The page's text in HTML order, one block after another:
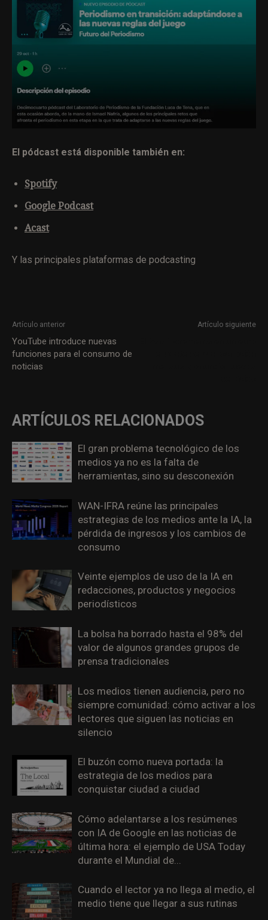
El pódcast está disponible también en:
Spotify
Google Podcast
Acast
Y las principales plataformas de podcasting
Artículo anterior
YouTube introduce nuevas
funciones para el consumo de
noticias
Artículo siguiente
ARTÍCULOS RELACIONADOS
El gran problema tecnológico de los
medios ya no es la falta de
herramientas, sino su desconexión
WAN-IFRA reúne las principales
estrategias de los medios ante la IA, la
pérdida de ingresos y los cambios de
consumo
Veinte ejemplos de uso de la IA en
redacciones, productos y negocios
periodísticos
La bolsa ha borrado hasta el 98% del
valor de algunos grandes grupos de
prensa tradicionales
Los medios tienen audiencia, pero no
siempre comunidad: cómo activar a los
lectores que siguen las noticias en
silencio
El buzón como nueva portada: la
estrategia de los medios para
conquistar ciudad a ciudad
Cómo adelantarse a los resúmenes
con IA de Google en las noticias de
última hora: el ejemplo de USA Today
durante el Mundial de...
Cuando el lector ya no llega al medio, el
medio tiene que llegar a sus rutinas